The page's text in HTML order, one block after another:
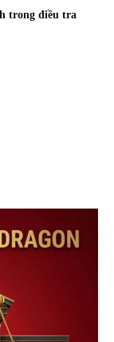
trong điều tra